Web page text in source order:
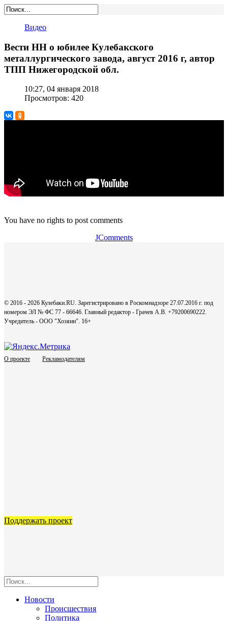
Видео
Вести НН о юбилее Кулебакского
металлургического завода, август 2016 г, автор
ТПП Нижегородской обл.
10:27, 04 января 2018
Просмотров: 420
You have no rights to post comments
JComments
© 2016 - 2026 Кулебаки.RU. Зарегистрировано в Роскомнадзоре 27.07.2016 г. под
номером ЭЛ № ФС 77 - 66646. Главный редактор - Грачев А.В. +79200690222.
Учредитель - ООО "Хозяин". 16+
О проекте Рекламодателям
Поддержать проект
Новости
Происшествия
Политика